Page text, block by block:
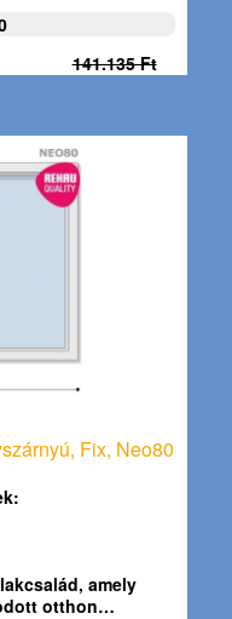
141.135 Ft
Fix, Neo80
amely
otthon…